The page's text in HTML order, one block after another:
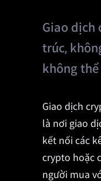
Giao dịch
trúc,
không
Giao dịch
là nơi giao
kết nối các
crypto hoặc
người mua